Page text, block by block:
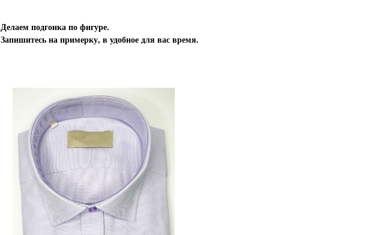
Делаем подгонка по фигуре.
Запишитесь на примерку, в удобное для вас время.